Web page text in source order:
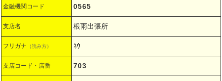
金融機関コード 0565
支店名 根雨出張所
フリガナ （読み方） ﾈｳ
支店コード・店番 703